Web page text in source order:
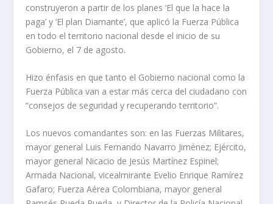
construyeron a partir de los planes ‘El que la hace la
paga’ y ‘El plan Diamante’, que aplicó la Fuerza Pública
en todo el territorio nacional desde el inicio de su
Gobierno, el 7 de agosto.
Hizo énfasis en que tanto el Gobierno nacional como la
Fuerza Pública van a estar más cerca del ciudadano con
“consejos de seguridad y recuperando territorio”.
Los nuevos comandantes son: en las Fuerzas Militares,
mayor general Luis Fernando Navarro Jiménez; Ejército,
mayor general Nicacio de Jesús Martínez Espinel;
Armada Nacional, vicealmirante Evelio Enrique Ramírez
Gafaro; Fuerza Aérea Colombiana, mayor general